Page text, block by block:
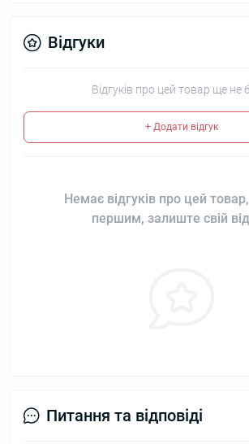
Відгуки
Відгуків про цей товар ще не
+ Додати відгук
Немає відгуків про цей
першим, залиште свій
Питання та відповіді